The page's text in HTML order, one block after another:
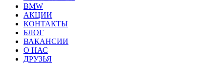
BMW
АКЦИИ
КОНТАКТЫ
БЛОГ
ВАКАНСИИ
О НАС
ДРУЗЬЯ